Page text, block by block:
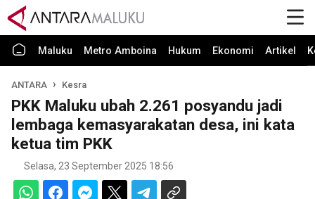
Maluku Metro Amboina Hukum Ekonomi Artikel
ANTARA Kesra
PKK Maluku ubah 2.261 posyandu jadi
lembaga kemasyarakatan desa, ini kata
ketua tim PKK
Selasa, 23 September 2025 18:56